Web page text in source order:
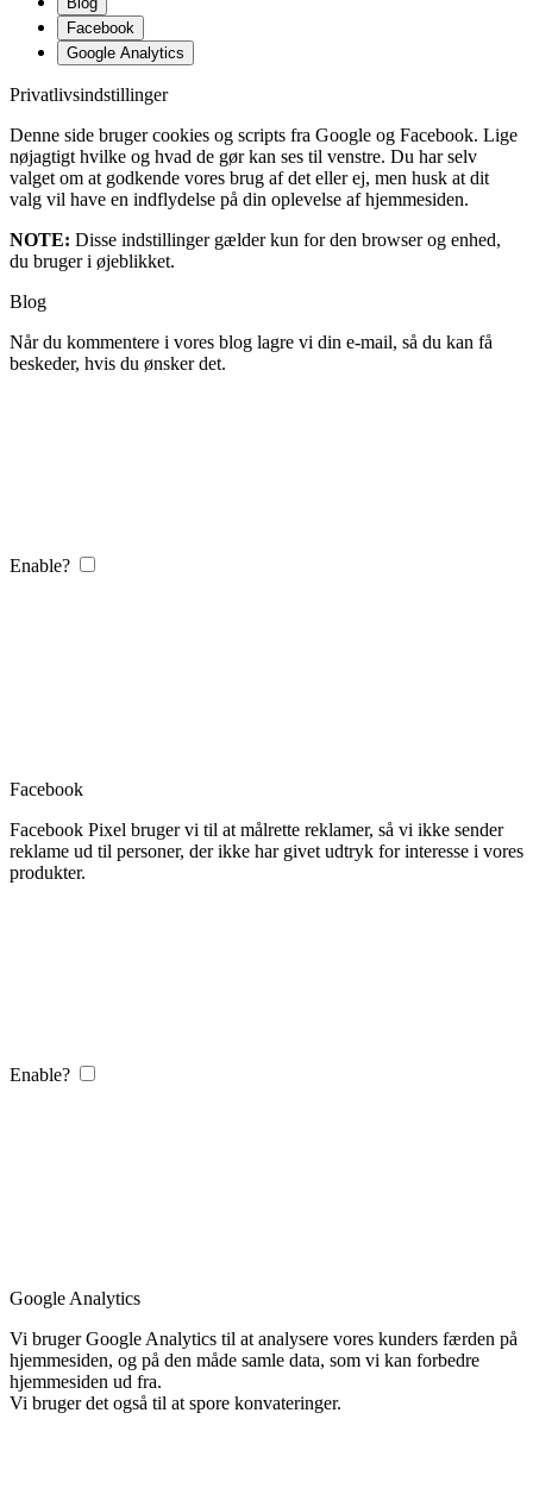
Facebook
Google Analytics
Privatlivsindstillinger
Denne side bruger cookies og scripts fra Google og Facebook. Lige
nøjagtigt hvilke og hvad de gør kan ses til venstre. Du har selv
valget om at godkende vores brug af det eller ej, men husk at dit
valg vil have en indflydelse på din oplevelse af hjemmesiden.
NOTE: Disse indstillinger gælder kun for den browser og enhed,
du bruger i øjeblikket.
Blog
Når du kommentere i vores blog lagre vi din e-mail, så du kan få
beskeder, hvis du ønsker det.
Enable?
Facebook
Facebook Pixel bruger vi til at målrette reklamer, så vi ikke sender
reklame ud til personer, der ikke har givet udtryk for interesse i vores
produkter.
Enable?
Google Analytics
Vi bruger Google Analytics til at analysere vores kunders færden på
hjemmesiden, og på den måde samle data, som vi kan forbedre
hjemmesiden ud fra.
Vi bruger det også til at spore konvateringer.